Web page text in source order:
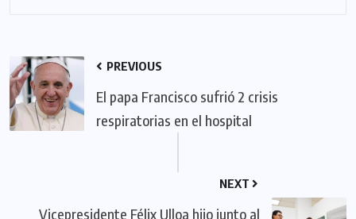
PREVIOUS
El papa Francisco sufrió 2 crisis
respiratorias en el hospital
NEXT
Vicepresidente Félix Ulloa hijo junto al